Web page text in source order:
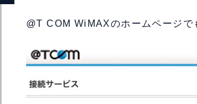
@T COM WiMAXのホームページで